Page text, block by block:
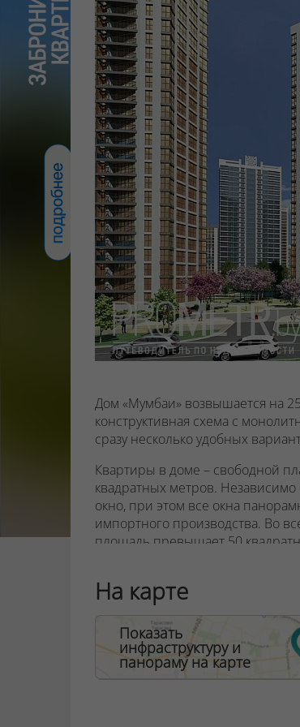
Дом «Мумбаи» возвышается на
конструктивная схема с
сразу несколько удобных
Квартиры в доме – свободной
квадратных метров.
окно, при этом все окна
импортного производства. Во
площадь превышает 50
Коммуникации размещаются
внеквартирного коридора,
объединять.
Высота потолков на первом
пятого – 2,7 метра, на двадцать
На карте
Показать
инфраструктуру и
панораму на карте